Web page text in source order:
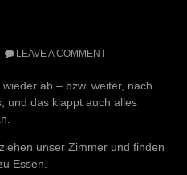
LEAVE A COMMENT
ab – bzw. weiter, nach
und das klappt auch alles
unser Zimmer und finden
Essen.